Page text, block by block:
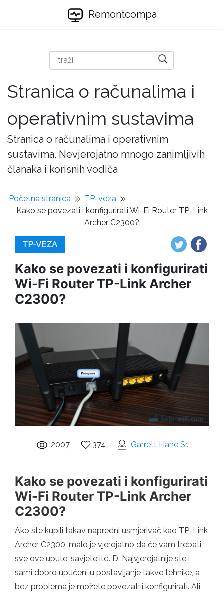
Remontcompa
Stranica o računalima i
operativnim sustavima
Stranica o računalima i operativnim
sustavima. Nevjerojatno mnogo zanimljivih
članaka i korisnih vodiča
Početna stranica
TP-veza
Kako se povezati i konfigurirati Wi-Fi Router TP-Link
Archer C2300?
TP-VEZA
Kako se povezati i konfigurirati
Wi-Fi Router TP-Link Archer
C2300?
2007 374 Garrett Hane Sr.
Kako se povezati i konfigurirati
Wi-Fi Router TP-Link Archer
C2300?
Ako ste kupili takav napredni usmjerivač kao TP-Link
Archer C2300, malo je vjerojatno da će vam trebati
sve ove upute, savjete itd. D. Najvjerojatnije ste i
sami dobro upućeni u postavljanje takve tehnike, a
bez problema je možete povezati i konfigurirati. Ali